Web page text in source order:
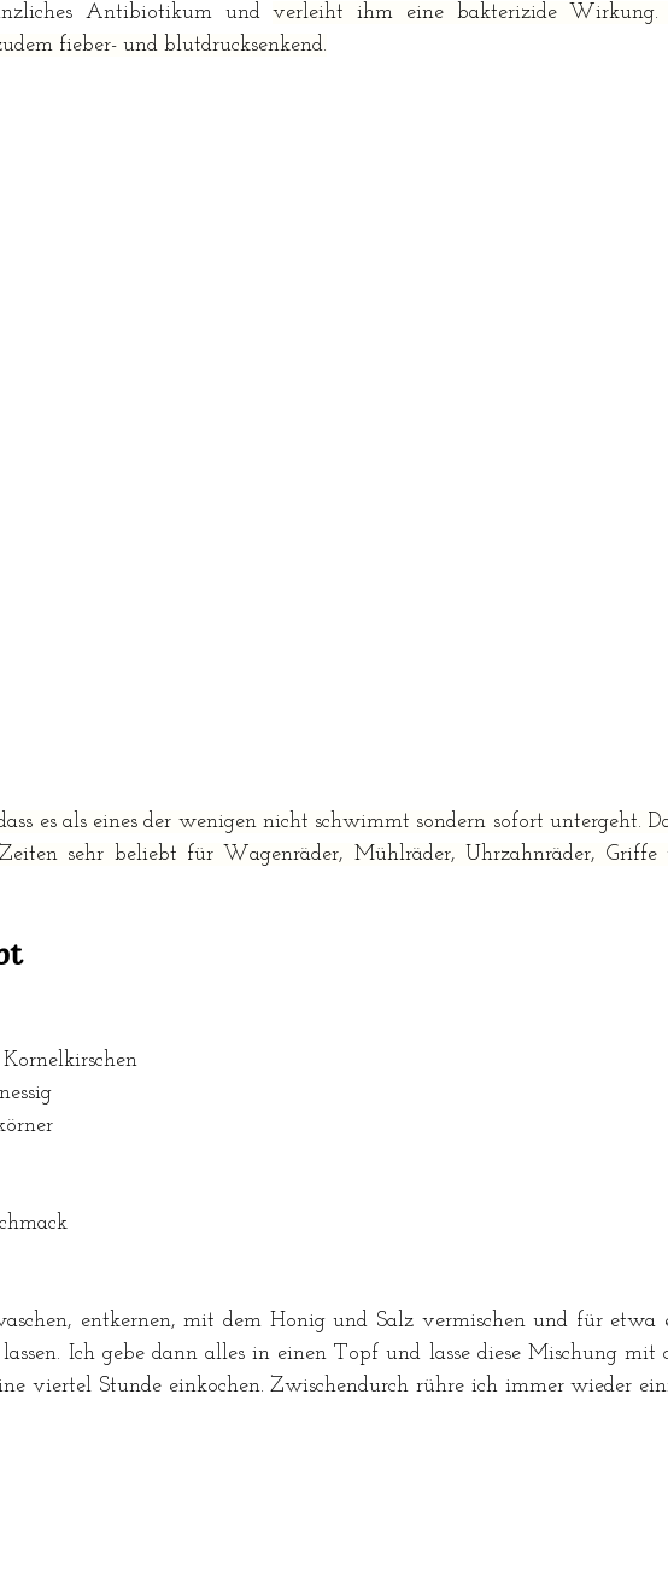
Antibiotikum und verleiht ihm eine bakterizide Wirkung.
fieber- und blutdrucksenkend.
es als eines der wenigen nicht schwimmt sondern sofort untergeht.
sehr beliebt für Wagenräder, Mühlräder, Uhrzahnräder, Griffe
entkernen, mit dem Honig und Salz vermischen und für etwa
Ich gebe dann alles in einen Topf und lasse diese Mischung mit
viertel Stunde einkochen. Zwischendurch rühre ich immer wieder